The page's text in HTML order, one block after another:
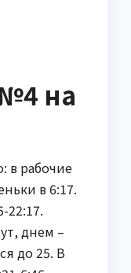
на
в рабочие
в 6:17.
22:17.
днем –
до 25. В